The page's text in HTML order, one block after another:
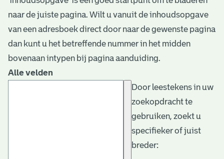
naar de juiste pagina. Wilt u vanuit de inhoudsopgave
van een adresboek direct door naar de gewenste pagina
dan kunt u het betreffende nummer in het midden
bovenaan intypen bij pagina aanduiding.
Alle velden
Door leestekens in uw
zoekopdracht te
gebruiken, zoekt u
specifieker of juist
breder: